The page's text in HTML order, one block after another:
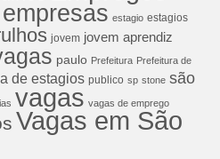
empresas estagio estagios
jovem jovem aprendiz
paulo Prefeitura Prefeitura de
de estagios publico sp stone são
vagas vagas de emprego
Vagas em São